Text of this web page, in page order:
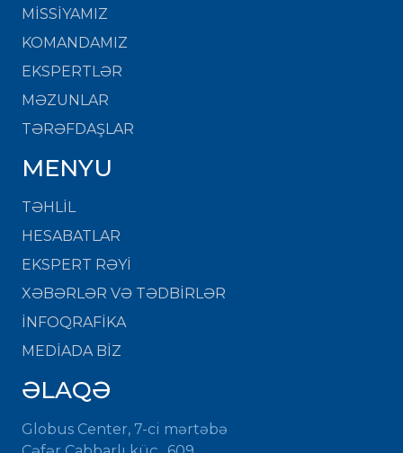
MISSIYAMIZ
KOMANDAMIZ
EKSPERTLƏR
MƏZUNLAR
TƏRƏFDAŞLAR
MENYU
TƏHLİL
HESABATLAR
EKSPERT RƏYİ
XƏBƏRLƏR VƏ TƏDBİRLƏR
İNFOQRAFİKA
MEDİADA BİZ
ƏLAQƏ
Globus Center, 7-ci mərtəbə